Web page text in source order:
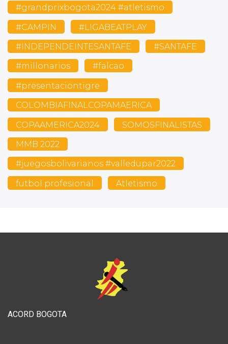
#grandprixbogota2024 #atletismo
#CAMPIN #LIGABEATPLAY
#INDEPENDEINTESANTAFE #SANTAFE
#millonarios #falcao
#presentaciontigre
COLOMBIAFINALCOPAMAERICA
COPAAMERICA2024 SOMOSFINALISTAS
MMB 2022
#juegosbolivarianos #valledupar2022
futbol profesional Atletismo
ACORD BOGOTA